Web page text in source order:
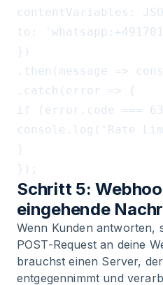
contentVariables:
to:
})
.then(message =>
.catch(error => {
if (error.code ===
console.log('Rate
}
Schritt 5:
eingehende
Wenn Kunden antworten,
POST-Request an deine
brauchst einen Server,
entgegennimmt und